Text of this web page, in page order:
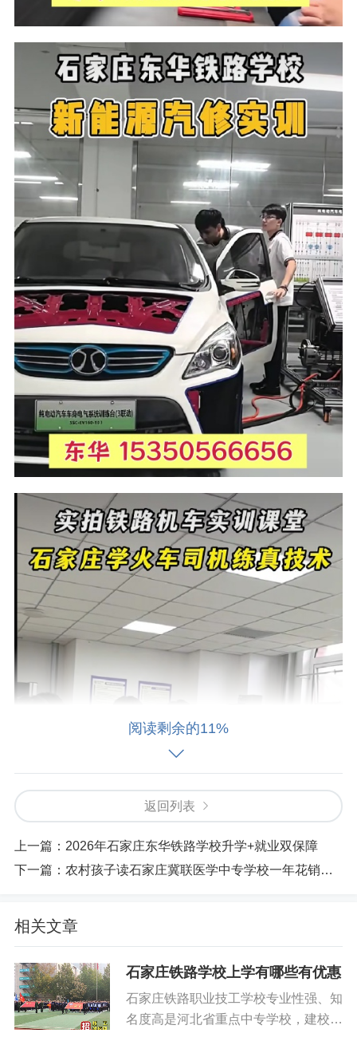
4、管理严格：全封闭精细化管理、手机统一管控、内务标
准化；
阅读剩余的11%
返回列表
上一篇： 2026年石家庄东华铁路学校升学+就业双保障
下一篇： 农村孩子读石家庄冀联医学中专学校一年花销多少钱？
相关文章
石家庄铁路学校上学有哪些有优惠
石家庄铁路职业技工学校专业性强、知
名度高是河北省重点中专学校，建校三